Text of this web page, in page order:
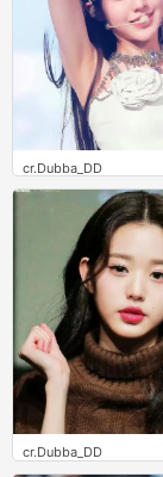
cr.Dubba_DD
0
cr.Dubba_DD